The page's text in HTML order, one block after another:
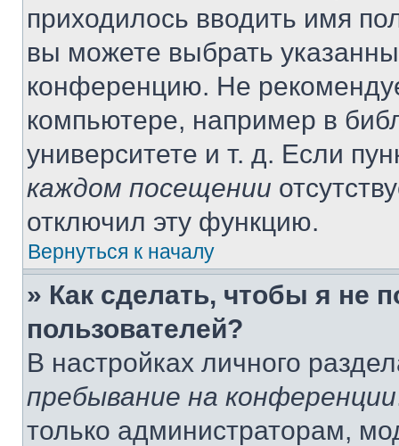
приходилось вводить имя
вы можете выбрать
конференцию. Не
компьютере, например в
университете и т. д. Если
каждом посещении
отключил эту функцию.
Вернуться к началу
» Как сделать, чтобы я не
пользователей?
В настройках личного
пребывание на конференции
только администраторам,